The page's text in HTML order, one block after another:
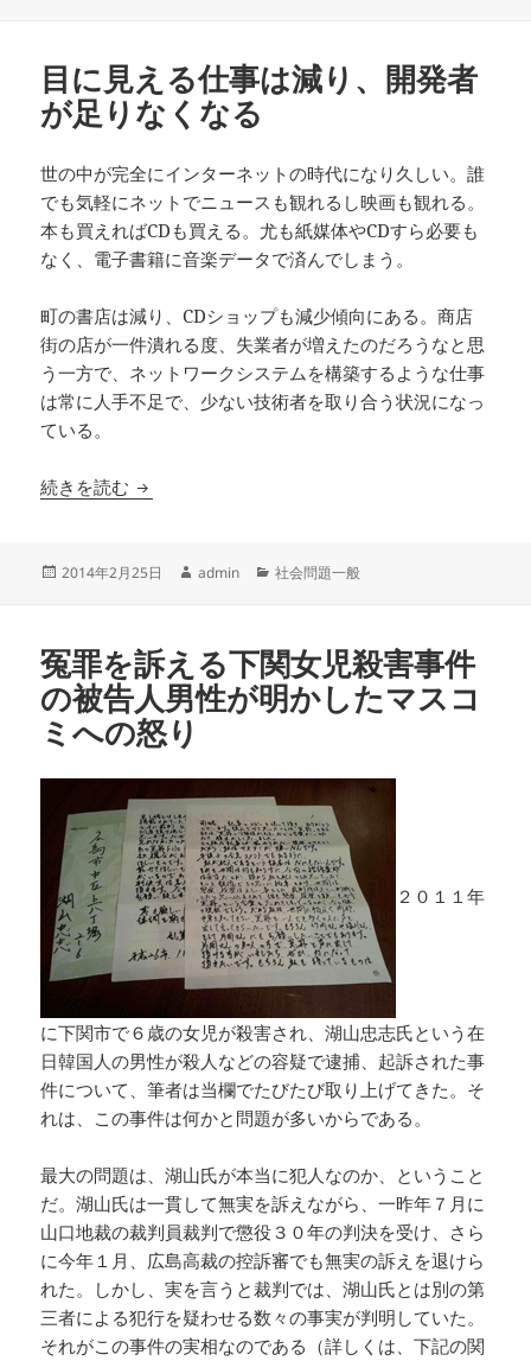
目に見える仕事は減り、開発者
が足りなくなる
世の中が完全にインターネットの時代になり久しい。誰
でも気軽にネットでニュースも観れるし映画も観れる。
本も買えればCDも買える。尤も紙媒体やCDすら必要も
なく、電子書籍に音楽データで済んでしまう。
町の書店は減り、CDショップも減少傾向にある。商店
街の店が一件潰れる度、失業者が増えたのだろうなと思
う一方で、ネットワークシステムを構築するような仕事
は常に人手不足で、少ない技術者を取り合う状況になっ
ている。
続きを読む 目に見える仕事は減り、開発者が足りなくなる
投
2014年2月25日
作
admin
カ
ー
社会問題一般
冤罪を訴える下関女児殺害事件
の被告人男性が明かしたマスコ
ミへの怒り
２０１１年
に下関市で６歳の女児が殺害され、湖山忠志氏という在
日韓国人の男性が殺人などの容疑で逮捕、起訴された事
件について、筆者は当欄でたびたび取り上げてきた。そ
れは、この事件は何かと問題が多いからである。
最大の問題は、湖山氏が本当に犯人なのか、ということ
だ。湖山氏は一貫して無実を訴えながら、一昨年７月に
山口地裁の裁判員裁判で懲役３０年の判決を受け、さら
に今年１月、広島高裁の控訴審でも無実の訴えを退けら
れた。しかし、実を言うと裁判では、湖山氏とは別の第
三者による犯行を疑わせる数々の事実が判明していた。
それがこの事件の実相なのである（詳しくは、下記の関